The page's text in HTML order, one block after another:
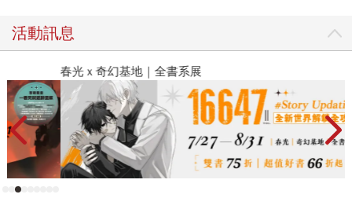
活動訊息
春光ｘ奇幻基地｜全書系展